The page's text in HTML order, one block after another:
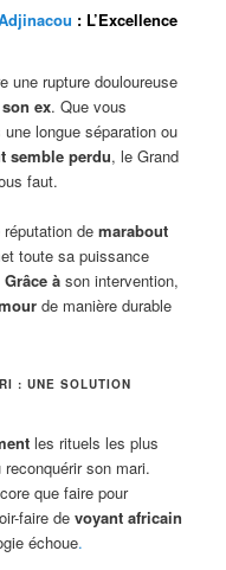
: L’Excellence
une rupture douloureuse
ex. Que vous
une longue séparation ou
semble perdu, le Grand
faut.
réputation demarabout
toute sa puissance
Grâce à son intervention,
de manière durable
: UNE SOLUTION
les rituels les plus
son mari.
que faire pour
faire devoyant africain
échoue.